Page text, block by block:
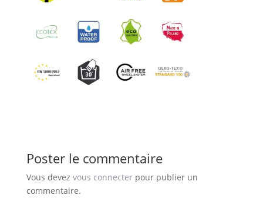
Poster le commentaire
Vous devez vous connecterpour publier un
commentaire.